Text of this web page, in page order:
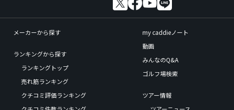
メーカーから探す
ランキングから探す
ランキングトップ
売れ筋ランキング
クチコミ評価ランキング
my caddieノート
動画
みんなのQ&A
ゴルフ場検索
ツアー情報